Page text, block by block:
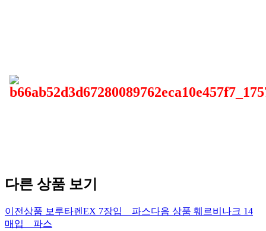
다른 상품 보기
이전상품 보루타렌EX 7장입 _ 파스다음 상품 훼르비나크 14
매입 _ 파스